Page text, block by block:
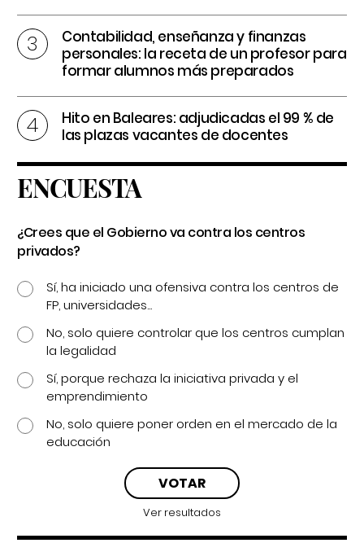
Contabilidad, enseñanza y finanzas
personales: la receta de un profesor para
formar alumnos más preparados
Hito en Baleares: adjudicadas el 99 % de
las plazas vacantes de docentes
ENCUESTA
¿Crees que el Gobierno va contra los centros
privados?
Sí, ha iniciado una ofensiva contra los centros de
FP, universidades...
No, solo quiere controlar que los centros cumplan
la legalidad
Sí, porque rechaza la iniciativa privada y el
emprendimiento
No, solo quiere poner orden en el mercado de la
educación
Ver resultados